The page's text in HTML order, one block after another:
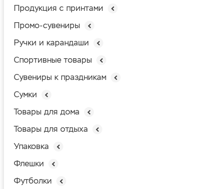
Продукция с принтами
Промо-сувениры
Ручки и карандаши
Спортивные товары
Сувениры к праздникам
Сумки
Товары для дома
Товары для отдыха
Упаковка
Флешки
Футболки